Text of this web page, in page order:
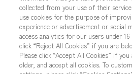
プライバシーノ
YouTubeガイドラインについ
本サイトに掲載されているすべての画
collected from your use of their
use cookies for the purpose of
experience or advertisement or social
access analytics for our users under 16
click “Reject All Cookies” if you are
Please click “Accept All Cookies” if
older, and accept all cookies. To